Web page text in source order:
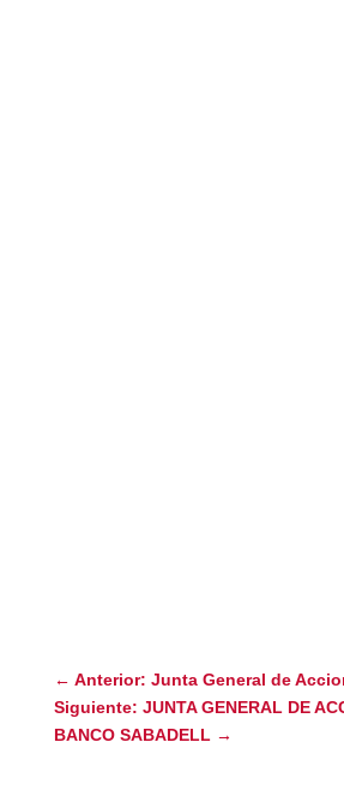
← Anterior: Junta General de
Siguiente: JUNTA GENERAL DE
BANCO SABADELL→